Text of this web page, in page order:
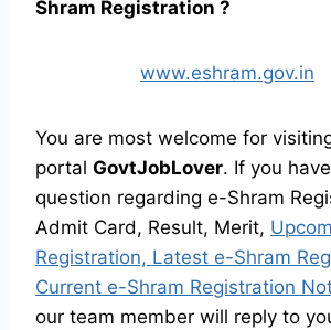
Shram Registration ?
www.eshram.gov.in
You are most welcome for
portal GovtJobLover. If you
question regarding e-Shram
Admit Card, Result, Merit,
Registration, Latest e-Shram
Current e-Shram Registration
our team member will reply to